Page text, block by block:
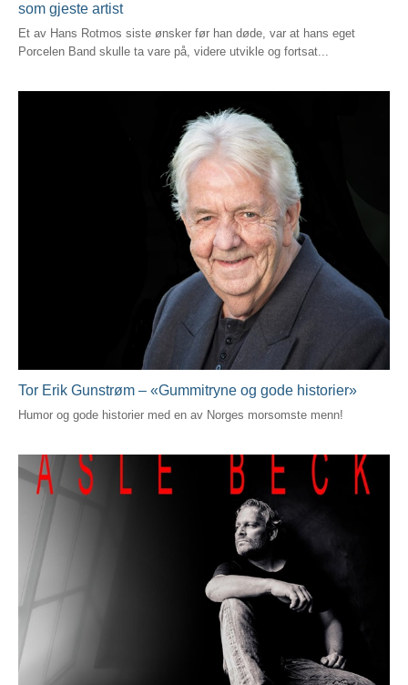
som gjeste artist
Et av Hans Rotmos siste ønsker før han døde, var at hans eget
Porcelen Band skulle ta vare på, videre utvikle og fortsat...
Tor Erik Gunstrøm – «Gummitryne og gode historier»
Humor og gode historier med en av Norges morsomste menn!